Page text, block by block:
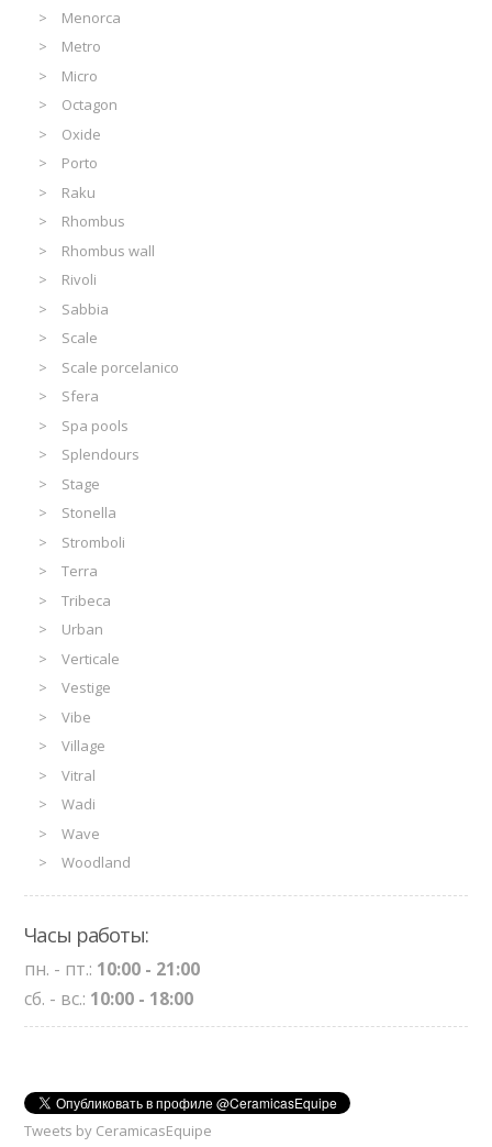
Menorca
Metro
Micro
Octagon
Oxide
Porto
Raku
Rhombus
Rhombus wall
Rivoli
Sabbia
Scale
Scale porcelanico
Sfera
Spa pools
Splendours
Stage
Stonella
Stromboli
Terra
Tribeca
Urban
Verticale
Vestige
Vibe
Village
Vitral
Wadi
Wave
Woodland
Часы работы:
пн. - пт.: 10:00 - 21:00
сб. - вс.: 10:00 - 18:00
Tweets by CeramicasEquipe